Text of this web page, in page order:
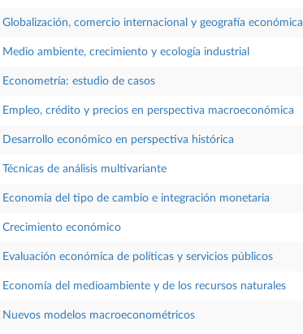
Globalización, comercio internacional y geografía económica
Medio ambiente, crecimiento y ecología industrial
Econometría: estudio de casos
Empleo, crédito y precios en perspectiva macroeconómica
Desarrollo económico en perspectiva histórica
Técnicas de análisis multivariante
Economía del tipo de cambio e integración monetaria
Crecimiento económico
Evaluación económica de políticas y servicios públicos
Economía del medioambiente y de los recursos naturales
Nuevos modelos macroeconométricos